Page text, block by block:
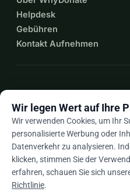
Helpdesk
Gebühren
Kontakt Aufnehmen
Dearrow_drop_down
★★★★★4,9 / 5 basierend
Wir legen Wert auf Ihre
Wir verwenden Cookies, um Ihr
personalisierte Werbung oder
Datenverkehr zu analysieren.
klicken, stimmen Sie der
erfahren, schauen Sie sich
Richtlinie.